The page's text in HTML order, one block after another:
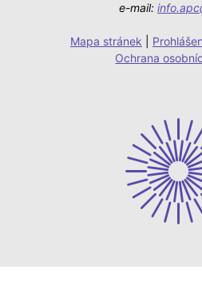
e-mail:
Mapa stránek
Ochrana